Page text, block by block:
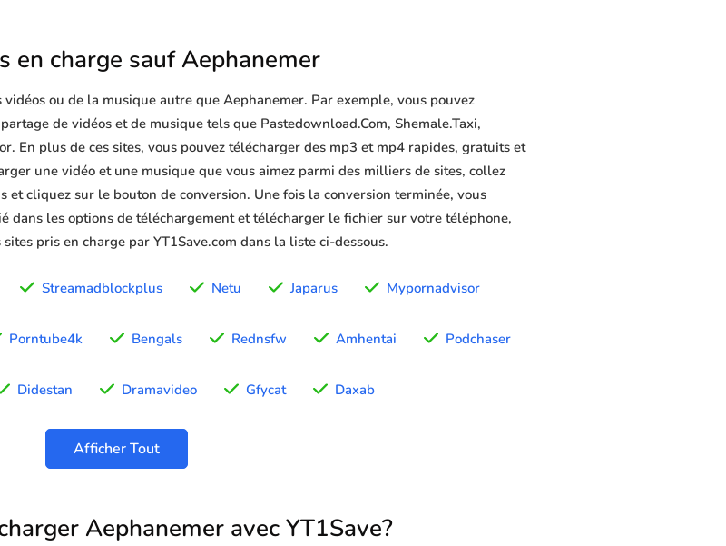
en charge sauf Aephanemer
ou de la musique autre que Aephanemer. Par exemple, vous pouvez
de vidéos et de musique tels que Pastedownload.Com, Shemale.Taxi,
En plus de ces sites, vous pouvez télécharger des mp3 et mp4 rapides, gratuits et
une vidéo et une musique que vous aimez parmi des milliers de sites, collez
cliquez sur le bouton de conversion. Une fois la conversion terminée, vous
dans les options de téléchargement et télécharger le fichier sur votre téléphone,
pris en charge par YT1Save.com dans la liste ci-dessous.
Streamadblockplus Netu Japarus Mypornadvisor
Porntube4k Bengals Rednsfw Amhentai Podchaser
Didestan Dramavideo Gfycat Daxab
Afficher Tout
Aephanemer avec YT1Save?